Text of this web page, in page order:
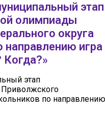
этап
олимпиады
округа
направлению игра
Когда?»
этап
по направлению